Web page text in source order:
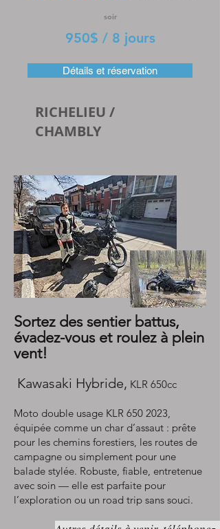
soir
950$ / 8 jours
Détails et réservation
RICHELIEU /
CHAMBLY
Sortez des sentier battus,
évadez-vous et roulez à plein
vent!
Kawasaki Hybride, KLR 650cc
Moto double usage KLR 650 2023,
équipée comme un char d’assaut : prête
pour les chemins forestiers, les routes de
campagne ou simplement pour une
balade stylée. Robuste, fiable, entretenue
avec soin — elle est parfaite pour
l’exploration ou un road trip sans souci.